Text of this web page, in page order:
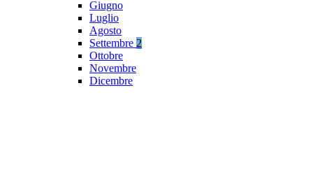
Giugno
Luglio
Agosto
Settembre 2
Ottobre
Novembre
Dicembre